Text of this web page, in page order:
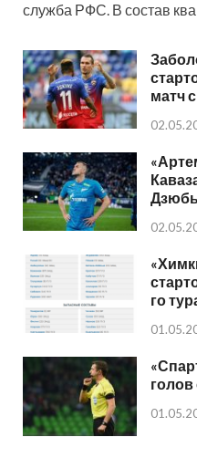
служба РФС. В состав
матч
го
голов